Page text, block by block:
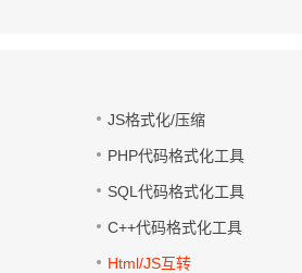
JS格式化/压缩
PHP代码格式化工具
SQL代码格式化工具
C++代码格式化工具
Html/JS互转